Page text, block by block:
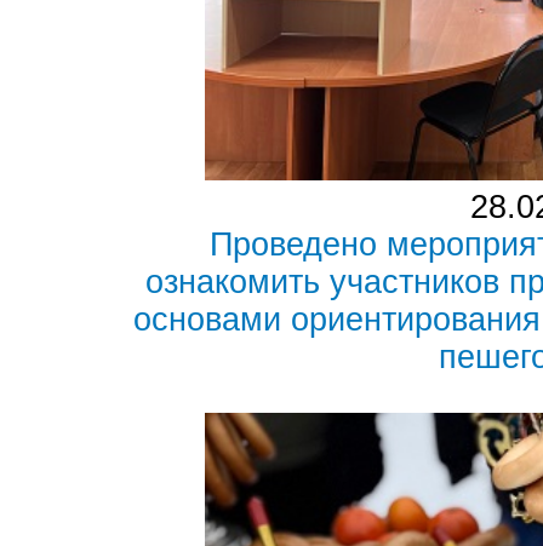
Проведено
ознакомить участников
основами